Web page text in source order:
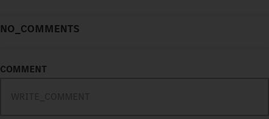
NO_COMMENTS
COMMENT